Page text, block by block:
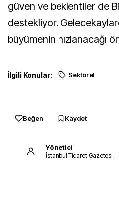
güven ve beklentiler de
destekliyor.
büyümenin hızlanacağı
İlgili Konular: Sektörel
Beğen Kaydet
Yönetici
İstanbul Ticaret Gazetesi –